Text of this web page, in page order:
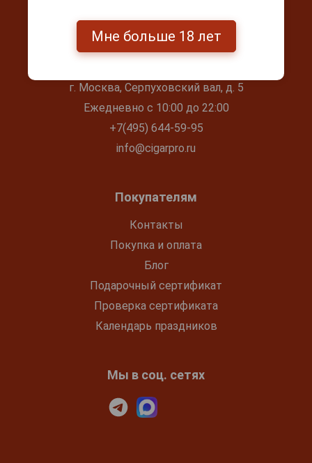
Контакты
г. Москва, Серпуховский вал, д. 5
Ежедневно с 10:00 до 22:00
+7(495) 644-59-95
info@cigarpro.ru
Покупателям
Контакты
Покупка и оплата
Блог
Подарочный сертификат
Проверка сертификата
Календарь праздников
Мы в соц. сетях
Мне больше 18 лет